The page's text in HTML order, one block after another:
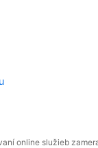
online služieb